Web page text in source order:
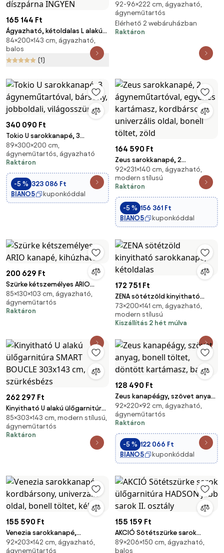
165 144 Ft
Ágyazható, kétoldalas L alakú
kanapé VENORIA SLIM 200x143
cm, világoszöld színű + 2 db
díszpárna INGYEN
84×200×143 cm, ágyazható,
balos
(1)
bézs
92-96×222 cm, ágyazható,
ágyneműtartós
Elérhető 2 webáruházban
Raktáron
340 090 Ft
Tokio U sarokkanapé, 3
ágyneműtartóval, bársony,
jobboldali, világosszürke
89×300×200 cm,
ágyneműtartós, ágyazható
Raktáron
-5 % 323 086 Ft
BIANO5
kuponkóddal
164 590 Ft
Zeus sarokkanapé, 2
ágyneműtartóval, egyenes
kartámasz, kordbársony,
univerzális oldal, bonell töltet,
zöld
92×231×140 cm, ágyazható,
modern stílusú
Raktáron
-5 % 156 361 Ft
BIANO5
kuponkóddal
200 629 Ft
Szürke kétszemélyes ARIO
kanapé, kihúzható
85×130×103 cm, ágyazható,
ágyneműtartós
Raktáron
172 751 Ft
ZENA sötétzöld kinyitható
sarokkanapé, kétoldalas
73×200×141 cm, ágyazható,
modern stílusú
Kiszállítás 2 hét múlva
262 297 Ft
Kinyitható U alakú ülőgarnitúra
SMART BOUCLE 303x143 cm,
szürkésbézs
85×303×143 cm, modern stílusú,
ágyneműtartós
Raktáron
128 490 Ft
Zeus kanapéágy, szövet anyag,
bonell töltet, döntött
kartámasz, barna
92×220×92 cm, ágyazható,
ágyneműtartós
Raktáron
-5 % 122 066 Ft
BIANO5
kuponkóddal
155 590 Ft
Venezia sarokkanapé,
kordbársony, univerzális oldal,
92×203×142 cm, ágyazható,
ágyneműtartós
155 159 Ft
AKCIÓ Sötétszürke sarok
ülőgarnitúra HADSON jobb
89×206×150 cm, ágyazható,
balos